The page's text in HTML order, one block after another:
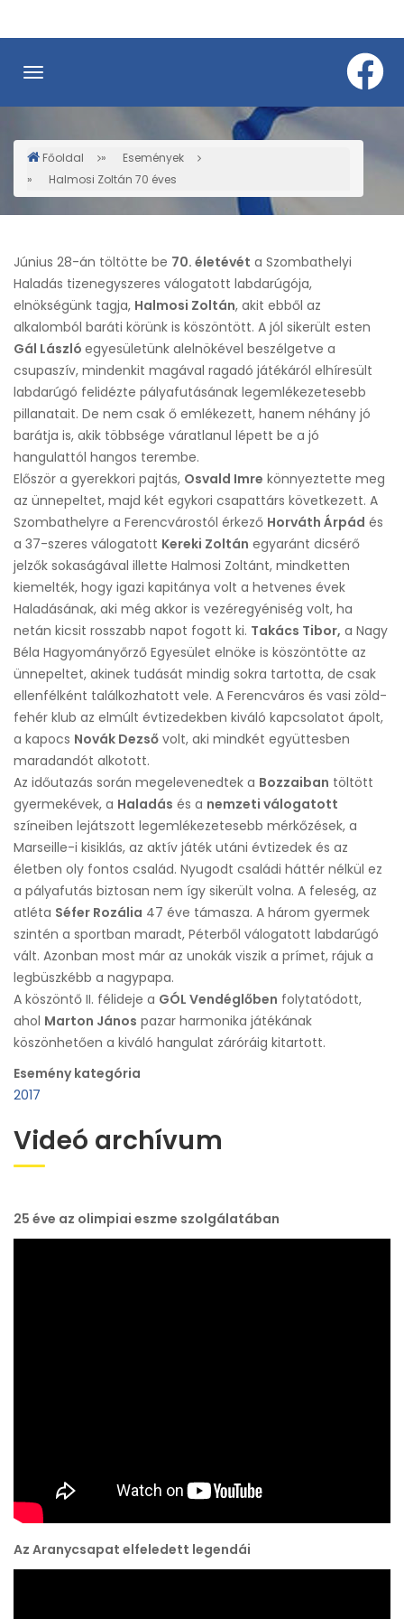
Morzsa
Főoldal
Események
Halmosi Zoltán 70 éves
Június 28-án töltötte be 70. életévét a Szombathelyi
Haladás tizenegyszeres válogatott labdarúgója,
elnökségünk tagja, Halmosi Zoltán, akit ebből az
alkalomból baráti körünk is köszöntött. A jól sikerült esten
Gál László egyesületünk alelnökével beszélgetve a
csupaszív, mindenkit magával ragadó játékáról elhíresült
labdarúgó felidézte pályafutásának legemlékezetesebb
pillanatait. De nem csak ő emlékezett, hanem néhány jó
barátja is, akik többsége váratlanul lépett be a jó
hangulattól hangos terembe.
Először a gyerekkori pajtás, Osvald Imre könnyeztette meg
az ünnepeltet, majd két egykori csapattárs következett. A
Szombathelyre a Ferencvárostól érkező Horváth Árpád és
a 37-szeres válogatott Kereki Zoltán egyaránt dicsérő
jelzők sokaságával illette Halmosi Zoltánt, mindketten
kiemelték, hogy igazi kapitánya volt a hetvenes évek
Haladásának, aki még akkor is vezéregyéniség volt, ha
netán kicsit rosszabb napot fogott ki. Takács Tibor, a Nagy
Béla Hagyományőrző Egyesület elnöke is köszöntötte az
ünnepeltet, akinek tudását mindig sokra tartotta, de csak
ellenfélként találkozhatott vele. A Ferencváros és vasi zöld-
fehér klub az elmúlt évtizedekben kiváló kapcsolatot ápolt,
a kapocs Novák Dezső volt, aki mindkét együttesben
maradandót alkotott.
Az időutazás során megelevenedtek a Bozzaiban töltött
gyermekévek, a Haladás és a nemzeti válogatott
színeiben lejátszott legemlékezetesebb mérkőzések, a
Marseille-i kisiklás, az aktív játék utáni évtizedek és az
életben oly fontos család. Nyugodt családi háttér nélkül ez
a pályafutás biztosan nem így sikerült volna. A feleség, az
atléta Séfer Rozália 47 éve támasza. A három gyermek
szintén a sportban maradt, Péterből válogatott labdarúgó
vált. Azonban most már az unokák viszik a prímet, rájuk a
legbüszkébb a nagypapa.
A köszöntő II. félideje a GÓL Vendéglőben folytatódott,
ahol Marton János pazar harmonika játékának
köszönhetően a kiváló hangulat záróráig kitartott.
Esemény kategória
2017
Videó archívum
25 éve az olimpiai eszme szolgálatában
Az Aranycsapat elfeledett legendái